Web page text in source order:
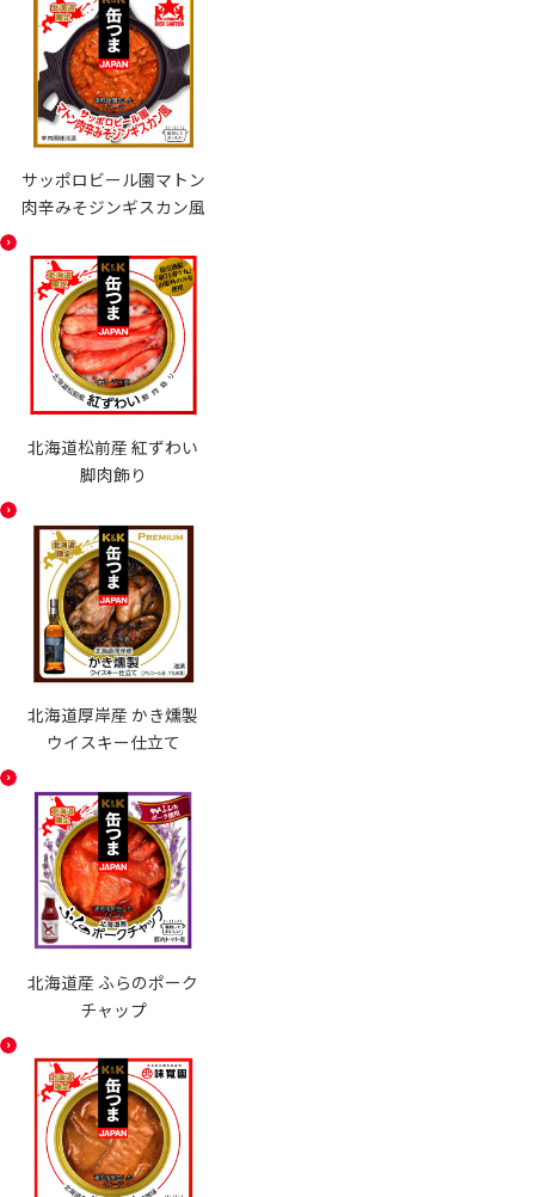
サッポロビール園マトン
肉辛みそジンギスカン風
北海道松前産 紅ずわい
脚肉飾り
北海道厚岸産 かき燻製
ウイスキー仕立て
北海道産 ふらのポーク
チャップ